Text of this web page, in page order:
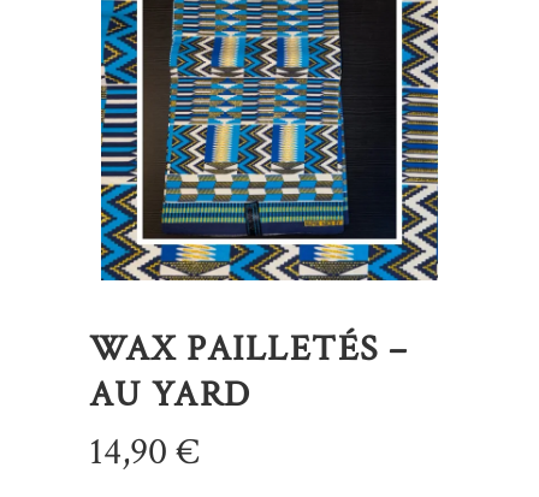
WAX PAILLETÉS –
AU YARD
14,90€